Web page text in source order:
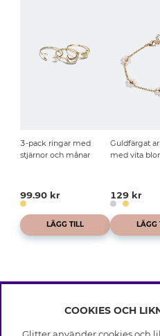
3-pack ringar med
stjärnor och månar
99.90 kr
LÄGG TILL
Guldfärgat
med vita
129 kr
LÄGG
COOKIES OCH